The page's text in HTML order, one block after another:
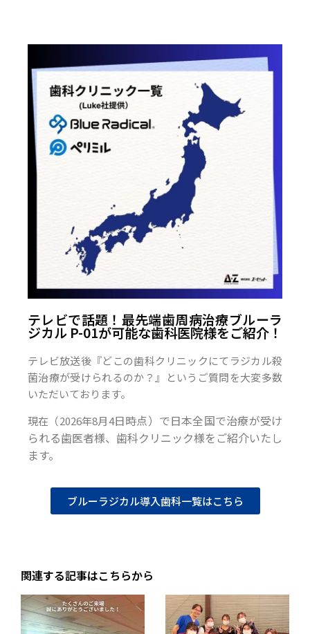
テレビで話題！最先端歯周病治療ブルーラ
ジカル P-01が可能な歯科医院様をご紹介！
テレビ放送後『どこの歯科クリニックにてラジカル殺
菌治療が受けられるのか？』というご質問を大変多数
いただいております。
現在（2026年8月4日時点）で日本全国で治療が受け
られる歯医者様、歯科クリニック様をご紹介いたし
ます。
ブルーラジカル導入歯科一覧はこちら
関連する記事はこちらから